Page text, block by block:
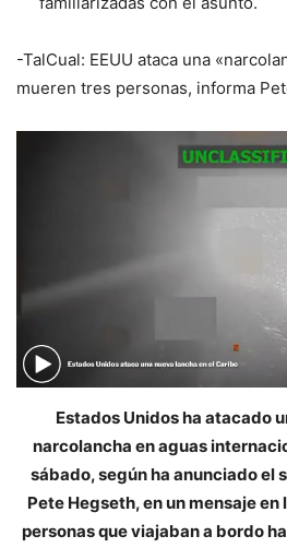
-TalCual: EEUU ataca una
mueren tres personas, informa
Estados Unidos ha atacado
narcolancha en aguas
sábado, según ha anunciado el
Pete Hegseth, en un mensaje en
personas que viajaban a bordo